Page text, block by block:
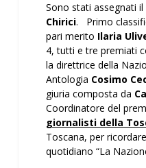
Sono stati assegnati
Chirici. Primo
pari merito Ilaria
4, tutti e tre premiati
la direttrice della
Antologia Cosimo
giuria composta da
Coordinatore del
giornalisti della
Toscana, per
quotidiano “La